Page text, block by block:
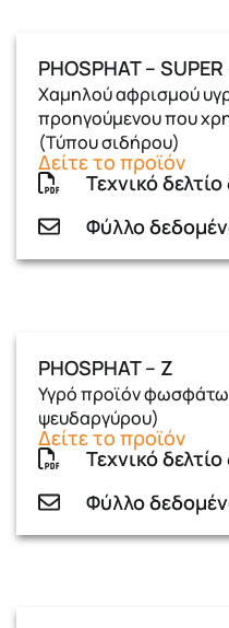
PHOSPHAT –
Χαμηλού αφρισμού
προηγούμενου που
(Τύπου σιδήρου)
Δείτε το προϊόν
Τεχνικό
Φύλλο
PHOSPHAT – Z
Υγρό προϊόν
ψευδαργύρου)
Δείτε το προϊόν
Τεχνικό
Φύλλο